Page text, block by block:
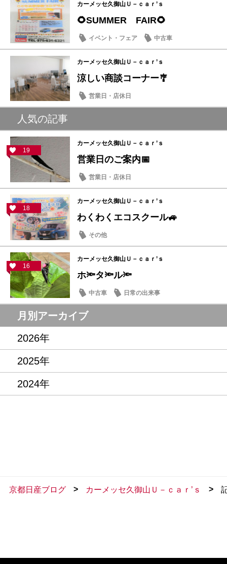
カーメッセ久御山Ｕ－ｃａｒ’ｓ
🌻SUMMER FAIR🌻
イベント・フェア 中古車
カーメッセ久御山Ｕ－ｃａｒ’ｓ
涼しい商談コーナー🎐
営業日・店休日
人気の記事
19
カーメッセ久御山Ｕ－ｃａｒ’ｓ
営業日のご案内📅
営業日・店休日
18
カーメッセ久御山Ｕ－ｃａｒ’ｓ
わくわくエコスクール🚙
その他
16
カーメッセ久御山Ｕ－ｃａｒ’ｓ
ホ🔦タ🔦ル🔦
中古車 日常の出来事
月別アーカイブ
2026年
2025年
2024年
京都日産ブログ > カーメッセ久御山Ｕ－ｃａｒ’ｓ >